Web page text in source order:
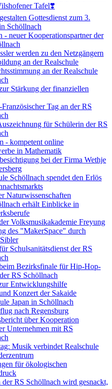
Tafel❣️
Gottesdienst zum 3.
Schöllnach
- neuer Kooperationspartner der
werden zu den Netzgängern
an der Realschule
an der Realschule
Stärkung der finanziellen
Tag an der RS
für Schülerin der RS
- kompetent online
in Mathematik
bei der Firma Wethje
Schöllnach spendet den Erlös
Naturwissenschaften
erhält Einblicke in
Volksmusikakademie Freyung
des "MakerSpace" durch
Schulsanitätsdienst der RS
Bezirksfinale für Hip-Hop-
RS Schöllnach
Entwicklungshilfe
Konzert der Sakaide
Japan in Schöllnach
nach Regensburg
über Kooperation
Unternehmen mit RS
Musik verbindet Realschule
für ökologischen
der RS Schöllnach wird gesnackt,